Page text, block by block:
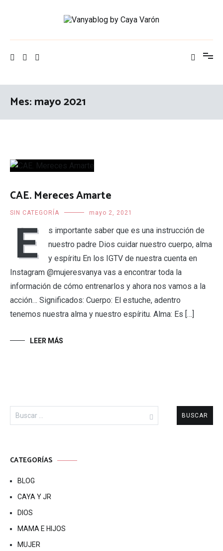
Mes: mayo 2021
CAE. Mereces Amarte
SIN CATEGORÍA mayo 2, 2021
E
s importante saber que es una instrucción de
nuestro padre Dios cuidar nuestro cuerpo, alma
y espíritu En los IGTV de nuestra cuenta en
Instagram @mujeresvanya vas a encontrar toda la
información de cómo entrenarlos y ahora nos vamos a la
acción… Significados: Cuerpo: El estuche, adentro
tenemos nuestra alma y nuestro espíritu. Alma: Es […]
LEER MÁS
Buscar:
CATEGORÍAS
BLOG
CAYA Y JR
DIOS
MAMA E HIJOS
MUJER